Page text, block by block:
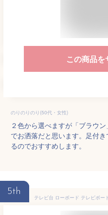
この商品
のりのりのり(50代・女性)
２色から選べますが「ブラウ
でお洒落だと思います。足付
るのでおすすめします。
5th